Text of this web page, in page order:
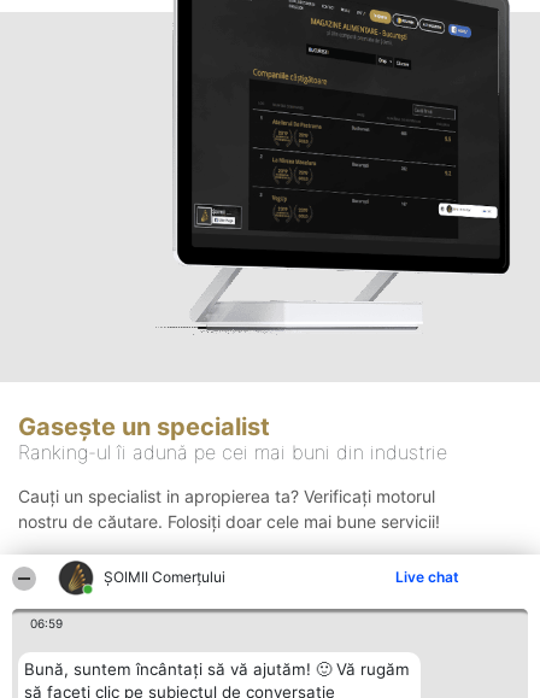
ȘOIMII Comerțului Live chat
06:59
Bună, suntem încântați să vă ajutăm! 🙂 Vă rugăm
să faceți clic pe subiectul de conversație
Gasește un specialist
Ranking-ul îi adună pe cei mai buni din industrie
Cauți un specialist in apropierea ta? Verificați motorul
nostru de căutare. Folosiți doar cele mai bune servicii!